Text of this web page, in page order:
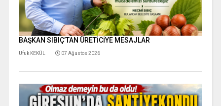
BAŞKAN SIBIÇ’TAN ÜRETİCİYE MESAJLAR
Ufuk KEKÜL 07 Ağustos 2026